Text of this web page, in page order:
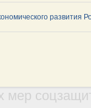
развития
понедельник
карт «Мир»
мер